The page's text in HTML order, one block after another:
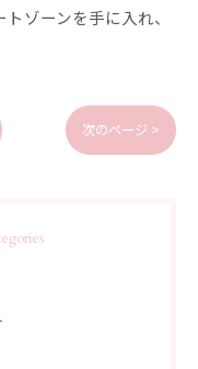
ゾーンを手に入れ、
次のページ >